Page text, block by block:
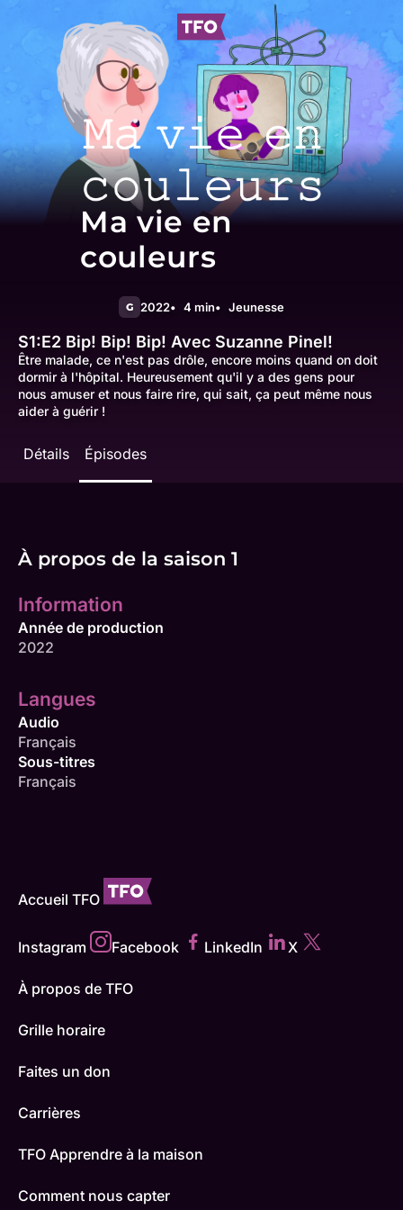
Ma vie en
couleurs
G 2022 4 min Jeunesse
S1:E2 Bip! Bip! Bip! Avec Suzanne Pinel!
Être malade, ce n'est pas drôle, encore moins quand on doit
dormir à l'hôpital. Heureusement qu'il y a des gens pour
nous amuser et nous faire rire, qui sait, ça peut même nous
aider à guérir !
Détails Épisodes
À propos de la saison 1
Information
Année de production
2022
Langues
Audio
Français
Sous-titres
Français
Accueil TFO
Instagram Facebook LinkedIn X
À propos de TFO
Grille horaire
Faites un don
Carrières
TFO Apprendre à la maison
Comment nous capter